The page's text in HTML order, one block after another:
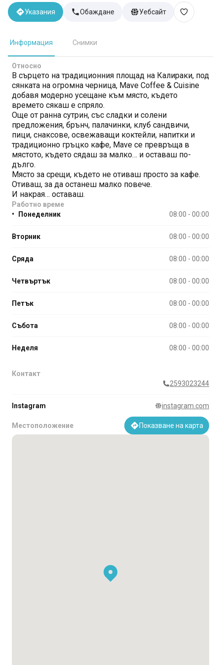
Указания Обаждане Уебсайт
Информация Снимки
Относно
В сърцето на традиционния площад на Калираки, под
сянката на огромна черница, Mave Coffee & Cuisine
добавя модерно усещане към място, където
времето сякаш е спряло.
Още от ранна сутрин, със сладки и солени
предложения, брънч, палачинки, клуб сандвичи,
пици, снаксове, освежаващи коктейли, напитки и
традиционно гръцко кафе, Mave се превръща в
мястото, където сядаш за малко… и оставаш по-
дълго.
Място за срещи, където не отиваш просто за кафе.
Отиваш, за да останеш малко повече.
И накрая… оставаш.
Работно време
•
Понеделник 08:00 - 00:00
Вторник 08:00 - 00:00
Сряда 08:00 - 00:00
Четвъртък 08:00 - 00:00
Петък 08:00 - 00:00
Събота 08:00 - 00:00
Неделя 08:00 - 00:00
Контакт
2593023244
Instagram instagram.com
Местоположение Показване на карта